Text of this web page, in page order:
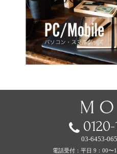
03-6453-
電話受付：平日 9：00〜